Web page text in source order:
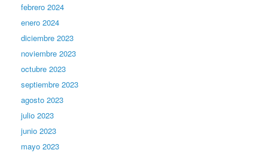
febrero 2024
enero 2024
diciembre 2023
noviembre 2023
octubre 2023
septiembre 2023
agosto 2023
julio 2023
junio 2023
mayo 2023